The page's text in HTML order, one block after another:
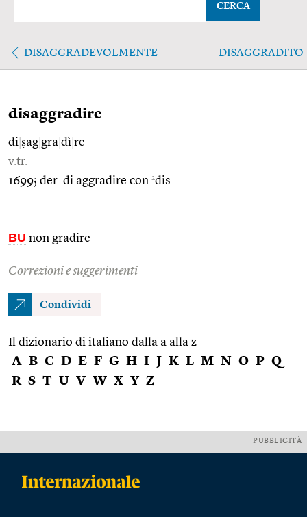
CERCA
DISAGGRADEVOLMENTE DISAGGRADITO
disaggradire
di ṣag gra dì re
v.tr.
1699; der. di aggradire con 2dis-.
BU non gradire
Correzioni e suggerimenti
Condividi
Il dizionario di italiano dalla a alla z
A B C D E F G H I J K L M N O P Q
R S T U V W X Y Z
PUBBLICITÀ